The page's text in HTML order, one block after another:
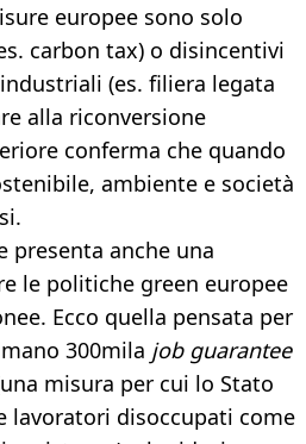
europee sono solo
carbon tax) o disincentivi
(es. filiera legata
alla riconversione
conferma che quando
ambiente e società
presenta anche una
le politiche green europee
Ecco quella pensata per
300mila job guarantee
misura per cui lo Stato
lavoratori disoccupati come